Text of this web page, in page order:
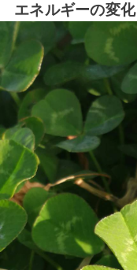
エネルギーの変化